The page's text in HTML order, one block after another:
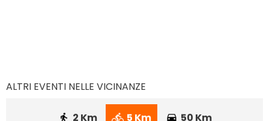
ALTRI EVENTI NELLE VICINANZE
2 Km 5 Km 50 Km